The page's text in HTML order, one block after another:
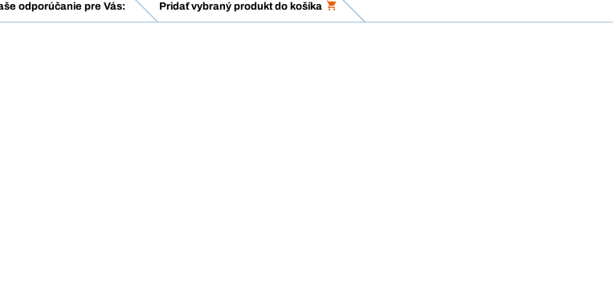
odporúčanie pre Vás: Pridať vybraný produkt do košíka